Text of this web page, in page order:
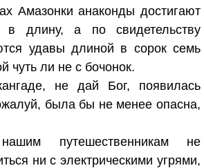
Амазонки анаконды достигают
в длину, а по свидетельству
удавы длиной в сорок семь
чуть ли не с бочонок.
не дай Бог, появилась
была бы не менее опасна,
путешественникам не
ни с электрическими угрями,